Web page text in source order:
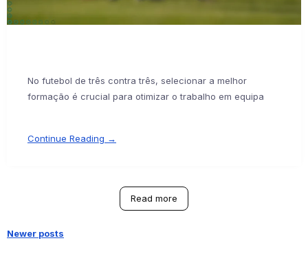
No futebol de três contra três, selecionar a melhor
formação é crucial para otimizar o trabalho em equipa
Continue Reading →
Read more
Posts
Newer posts